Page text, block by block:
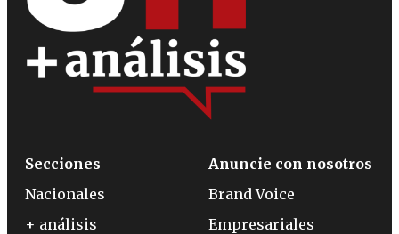
Secciones
Nacionales
+ análisis
Anuncie con nosotros
Brand Voice
Empresariales